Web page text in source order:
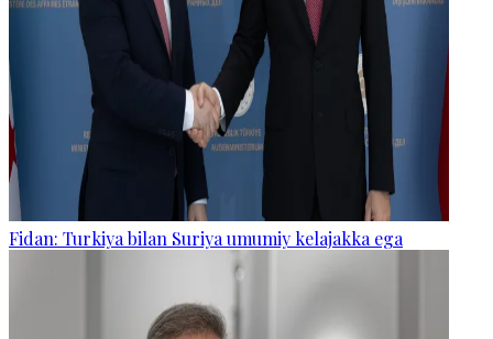
Fidan: Turkiya bilan Suriya umumiy kelajakka ega